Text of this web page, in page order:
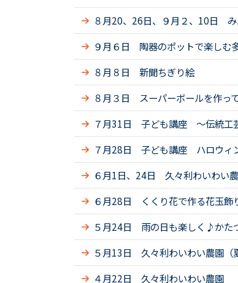
８月20、26日、９月２、10日 み
９月６日 陶器のポットで楽しむ
８月８日 新聞ちぎり絵
８月３日 スーパーボールを作っ
７月31日 子ども講座 ～伝統工
７月28日 子ども講座 ハロウィ
６月1日、24日 久々利わいわい農
６月28日 くくり花で作る花玉飾
５月24日 雨の日も楽しく♪かた
５月13日 久々利わいわい農園（
４月22日 久々利わいわい農園